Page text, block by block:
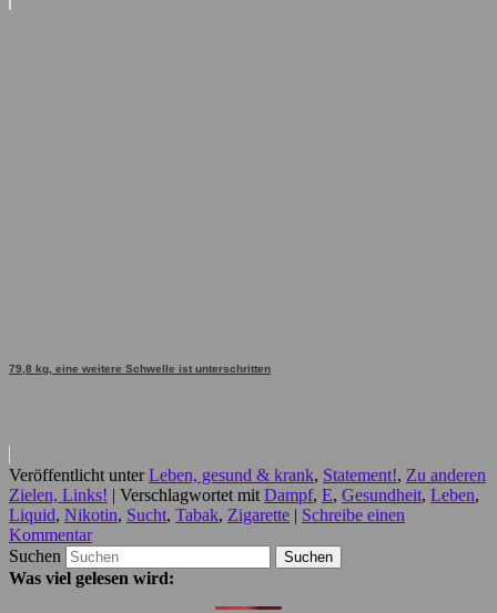
79,8 kg, eine weitere Schwelle ist unterschritten
Veröffentlicht unter Leben, gesund & krank, Statement!, Zu anderen
Zielen, Links! | Verschlagwortet mit Dampf, E, Gesundheit, Leben,
Liquid, Nikotin, Sucht, Tabak, Zigarette | Schreibe einen
Kommentar
Suchen
Was viel gelesen wird: